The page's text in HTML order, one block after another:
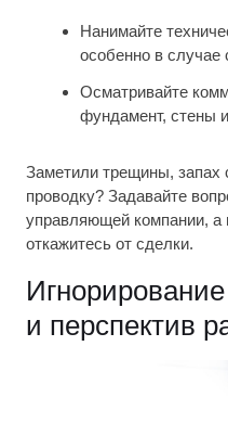
Нанимайте
особенно в случае
Осматривайте
фундамент, стены
Заметили трещины, запах
проводку? Задавайте
управляющей компании, а
откажитесь от сделки.
и перспектив